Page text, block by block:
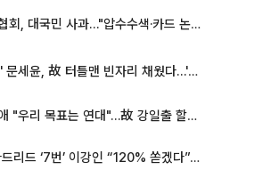
축구협회, 대국민 사과…"압수수색·카드 논란 사죄, 강도 높은 쇄신"
'불명' 문세윤, 故 터틀맨 빈자리 채웠다…'거북이' 눈물의 최종 우승
추미애 "우리 목표는 연대"…故 강일출 할머니 흉상 제막
AT마드리드 ‘7번’ 이강인 “120% 쏟겠다”⋯시메오네 감독 “필요한 선수”